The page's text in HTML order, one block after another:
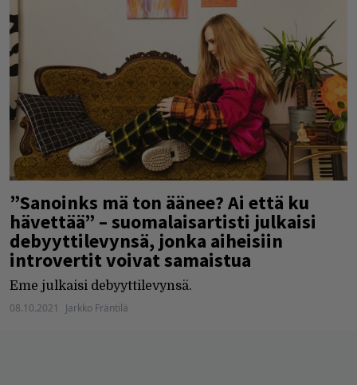
”Sanoinks mä ton äänee? Ai että ku
hävettää” – suomalaisartisti julkaisi
debyyttilevynsä, jonka aiheisiin
introvertit voivat samaistua
Eme julkaisi debyyttilevynsä.
08.10.2021 Jarkko Fräntilä